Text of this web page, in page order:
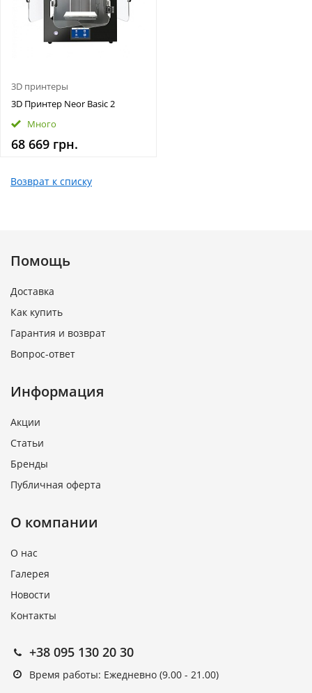
3D принтеры
3D Принтер Neor Basic 2
Много
68 669 грн.
Возврат к списку
Помощь
Доставка
Как купить
Гарантия и возврат
Вопрос-ответ
Информация
Акции
Статьи
Бренды
Публичная оферта
О компании
О нас
Галерея
Новости
Контакты
+38 095 130 20 30
Время работы: Ежедневно (9.00 - 21.00)